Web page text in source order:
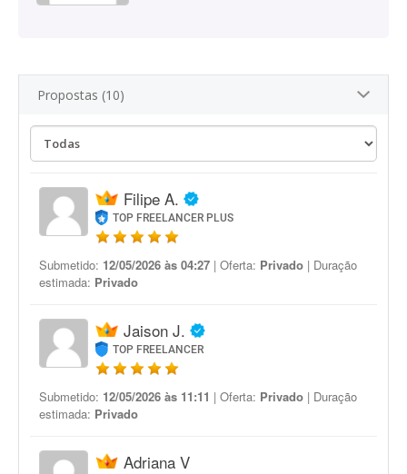
Propostas (10)
Filipe A.
TOP FREELANCER PLUS
Submetido: 12/05/2026 às 04:27 | Oferta: Privado | Duração
estimada: Privado
Jaison J.
TOP FREELANCER
Submetido: 12/05/2026 às 11:11 | Oferta: Privado | Duração
estimada: Privado
Adriana V